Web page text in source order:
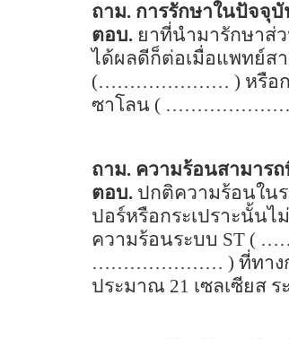
ถาม. การรักษาในปัจจุ
ตอบ. ยาที่นำมารักษาส่
ได้ผลดีก็ต่อเมื่อแพทย์ส
(………………… ) หรือ
ซาโลน (
ถาม. ความร้อนสามาร
ตอบ. ปกติความร้อนใน
ปอร์หรือกระเปราะนั้น
ความร้อนระบบ ST (
………………… ) ที่ทาง
ประมาณ 21 เซลเซียส ร